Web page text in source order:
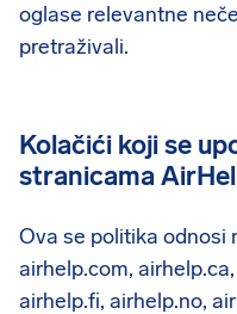
oglase relevantne
pretraživali.
Kolačići koji se
stranicama
Ova se politika odnosi
airhelp.com,
airhelp.fi, airhelp.no,